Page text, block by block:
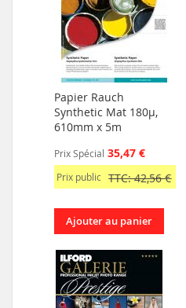
Papier Rauch
Synthetic Mat 180µ,
610mm x 5m
Prix Spécial 35,47 €
Prix public TTC: 42,56 €
Ajouter au panier